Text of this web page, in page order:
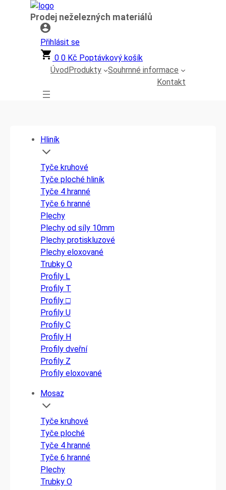
Přeskočit
Prodej neželezných materiálů
Přihlásit se
0 0 Kč Poptávkový košík
ÚvodProdukty
Souhrnné informace
Kontakt
Hliník
Tyče kruhové
Tyče ploché hliník
Tyče 4 hranné
Tyče 6 hranné
Plechy
Plechy od síly 10mm
Plechy protiskluzové
Plechy eloxované
Trubky O
Profily L
Profily T
Profily □
Profily U
Profily C
Profily H
Profily dveřní
Profily Z
Profily eloxované
Mosaz
Tyče kruhové
Tyče ploché
Tyče 4 hranné
Tyče 6 hranné
Plechy
Trubky O